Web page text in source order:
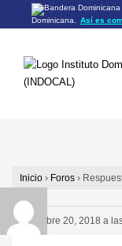
Dominicana.
Así es
Los sitios
Los sitios
HTTPS
Inicio › Foros ›
diciembre 20, 2018 a